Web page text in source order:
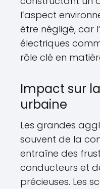
l’aspect
être négligé, car
électriques
rôle clé en
Impact sur
urbaine
Les grandes
souvent de la
entraîne des
conducteurs et
précieuses. Les